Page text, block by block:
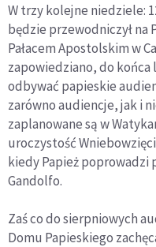
W trzy kolejne niedziele:
będzie przewodniczył na
Pałacem Apostolskim w
zapowiedziano, do końca
odbywać papieskie
zarówno audiencje, jak i
zaplanowane są w
uroczystość
kiedy Papież poprowadzi
Gandolfo.
Zaś co do sierpniowych
Domu Papieskiego